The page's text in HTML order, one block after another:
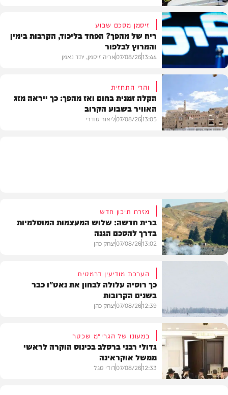
בארץ
פוליטי
זיסמן מסכם שבוע
ריח של מהפך? הפחד בליכוד, הקרבות בימין
והמרוץ לבלפור
13:44
07/08/26אריה זיסמן, יתד נאמן
והרי התחזית
הקלה זמנית בחום ואז מהפך: כך ייראה מזג
האוויר בשבוע הקרוב
13:05
07/08/26ליאור סודרי
מזרח תיכון חדש
ברית חדשה: שלוש המעצמות המוסלמיות
בדרך להסכם הגנה
13:02
07/08/26יצחק כהן
הערכת מודיעין דרמטית
כך רוסיה עלולה לבחון את נאט"ו כבר
בשנים הקרובות
12:39
07/08/26יצחק כהן
במעונו של הגרי"מ שכטר
גדולי רבני ברסלב בכינוס הוקרה לראשי
ממשל אוקראינה
12:33
07/08/26דודי סגל